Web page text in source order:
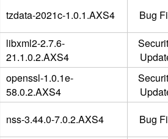
tzdata-2021c-1.0.1.AXS4
Bug
libxml2-2.7.6-
21.1.0.2.AXS4
openssl-1.0.1e-
58.0.2.AXS4
nss-3.44.0-7.0.2.AXS4
Bug